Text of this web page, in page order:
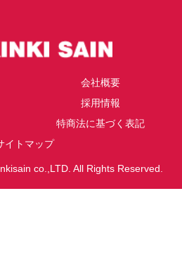
会社概要
採用情報
特商法に基づく表記
イトマップ
co.,LTD. All Rights Reserved.